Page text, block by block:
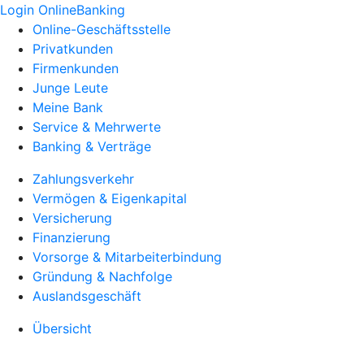
Login OnlineBanking
Online-Geschäftsstelle
Privatkunden
Firmenkunden
Junge Leute
Meine Bank
Service & Mehrwerte
Banking & Verträge
Zahlungsverkehr
Vermögen & Eigenkapital
Versicherung
Finanzierung
Vorsorge & Mitarbeiterbindung
Gründung & Nachfolge
Auslandsgeschäft
Übersicht